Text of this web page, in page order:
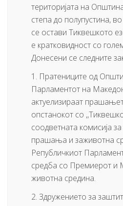
територијата на
степа до полупустина,
се остави Тиквешкото
е кратковидност со
Донесени се следните
1. Пратениците од
Парламентот на
актуелизираат
опстанокот со
соодветнaта комисија
прашања и заживотна
Републичкиот
средба со Премиерот и
животна средина.
2. Здружението за